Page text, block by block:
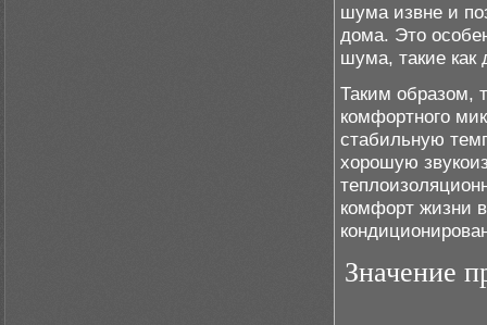
шума извне и
дома. Это
шума, такие как
Таким образом,
комфортного
стабильную
хорошую
комфорт жизни
Значение